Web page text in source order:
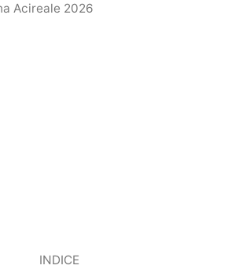
Acireale 2026
INDICE